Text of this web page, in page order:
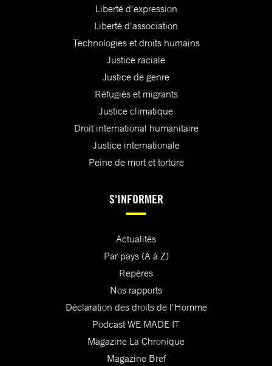
Liberté d'expression
Liberté d'association
Technologies et droits humains
Justice raciale
Justice de genre
Réfugiés et migrants
Justice climatique
Droit international humanitaire
Justice internationale
Peine de mort et torture
S'INFORMER
Actualités
Par pays (A à Z)
Repères
Nos rapports
Déclaration des droits de l'Homme
Podcast WE MADE IT
Magazine La Chronique
Magazine Bref